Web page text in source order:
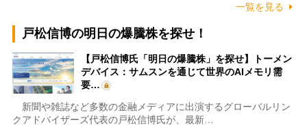
一覧を見る
戸松信博の明日の爆騰株を探せ！
【戸松信博氏「明日の爆騰株」を探せ】トーメン
デバイス：サムスンを通じて世界のAIメモリ需
要…
新聞や雑誌など多数の金融メディアに出演するグローバルリン
クアドバイザーズ代表の戸松信博氏が、最新…